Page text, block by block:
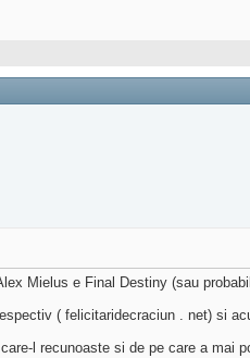
Mielus e Final Destiny (sau
( felicitaridecraciun . net) si
l recunoaste si de pe care a mai